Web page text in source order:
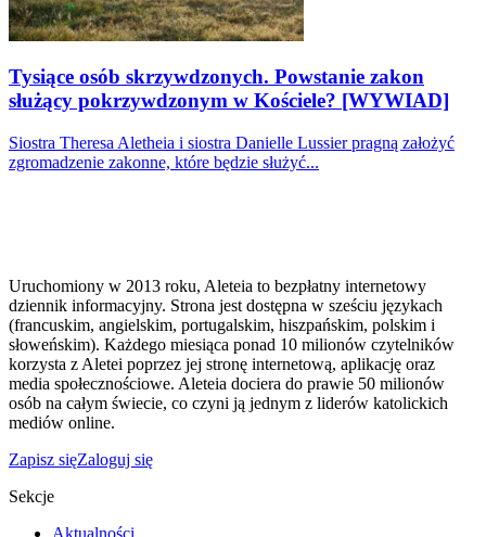
Tysiące osób skrzywdzonych. Powstanie zakon
służący pokrzywdzonym w Kościele? [WYWIAD]
Siostra Theresa Aletheia i siostra Danielle Lussier pragną założyć
zgromadzenie zakonne, które będzie służyć...
Uruchomiony w 2013 roku, Aleteia to bezpłatny internetowy
dziennik informacyjny. Strona jest dostępna w sześciu językach
(francuskim, angielskim, portugalskim, hiszpańskim, polskim i
słoweńskim). Każdego miesiąca ponad 10 milionów czytelników
korzysta z Aletei poprzez jej stronę internetową, aplikację oraz
media społecznościowe. Aleteia dociera do prawie 50 milionów
osób na całym świecie, co czyni ją jednym z liderów katolickich
mediów online.
Zapisz sięZaloguj się
Sekcje